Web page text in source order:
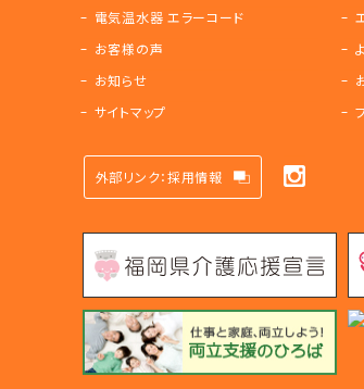
電気温水器 エラーコード
お客様の声
お知らせ
サイトマップ
外部リンク：採用情報